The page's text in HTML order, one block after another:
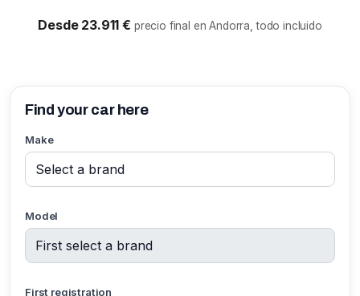
Desde 23.911 € precio final en Andorra, todo incluido
Find your car here
Make
Model
First registration